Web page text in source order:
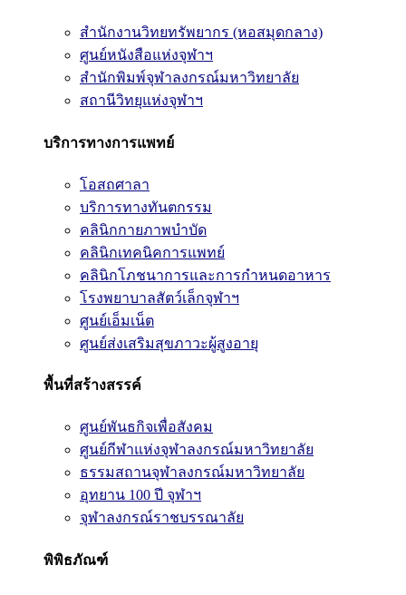
สำนักงานวิทยทรัพยากร (หอสมุดกลาง)
ศูนย์หนังสือแห่งจุฬาฯ
สำนักพิมพ์จุฬาลงกรณ์มหาวิทยาลัย
สถานีวิทยุแห่งจุฬาฯ
บริการทางการแพทย์
โอสถศาลา
บริการทางทันตกรรม
คลินิกกายภาพบำบัด
คลินิกเทคนิคการแพทย์
คลินิกโภชนาการและการกำหนดอาหาร
โรงพยาบาลสัตว์เล็กจุฬาฯ
ศูนย์เอ็มเน็ต
ศูนย์ส่งเสริมสุขภาวะผู้สูงอายุ
พื้นที่สร้างสรรค์
ศูนย์พันธกิจเพื่อสังคม
ศูนย์กีฬาแห่งจุฬาลงกรณ์มหาวิทยาลัย
ธรรมสถานจุฬาลงกรณ์มหาวิทยาลัย
อุทยาน 100 ปี จุฬาฯ
จุฬาลงกรณ์ราชบรรณาลัย
พิพิธภัณฑ์